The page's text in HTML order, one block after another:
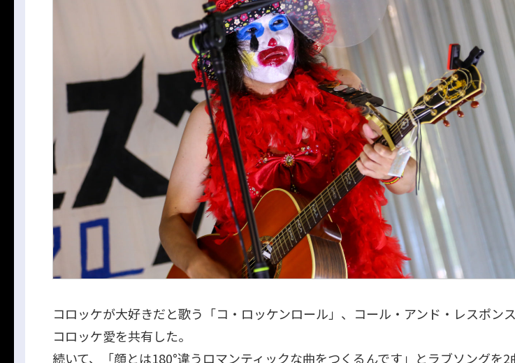
コロッケが大好きだと歌う「コ・ロッケンロール」、コール・アンド・レスポン
コロッケ愛を共有した。
続いて、「顔とは180°違うロマンティックな曲をつくるんです」とラブソングを2